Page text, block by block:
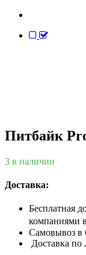
Питбайк
3 в наличии
Доставка:
Бесплатная
компаниями
Самовывоз в
Доставка по